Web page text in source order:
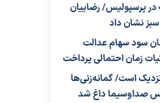
در پرسپولیس/ رضاییان
نشان داد
تومان سود سهام عدالت
زمان احتمالی پرداخت
است/ گمانه‌زنی‌ها
صداوسیما داغ شد